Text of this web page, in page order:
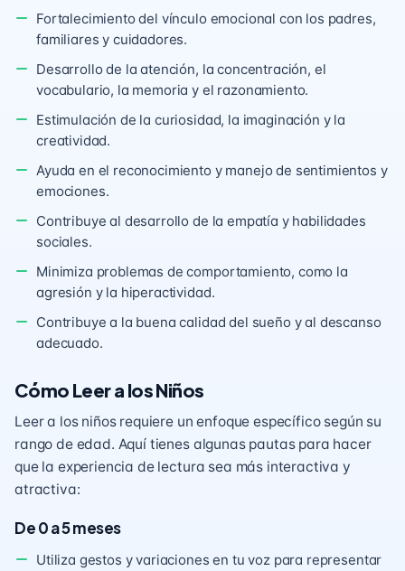
Fortalecimiento del vínculo emocional con los padres,
familiares y cuidadores.
Desarrollo de la atención, la concentración, el
vocabulario, la memoria y el razonamiento.
Estimulación de la curiosidad, la imaginación y la
creatividad.
Ayuda en el reconocimiento y manejo de sentimientos y
emociones.
Contribuye al desarrollo de la empatía y habilidades
sociales.
Minimiza problemas de comportamiento, como la
agresión y la hiperactividad.
Contribuye a la buena calidad del sueño y al descanso
adecuado.
Cómo Leer a los Niños
Leer a los niños requiere un enfoque específico según su
rango de edad. Aquí tienes algunas pautas para hacer
que la experiencia de lectura sea más interactiva y
atractiva:
De 0 a 5 meses
Utiliza gestos y variaciones en tu voz para representar